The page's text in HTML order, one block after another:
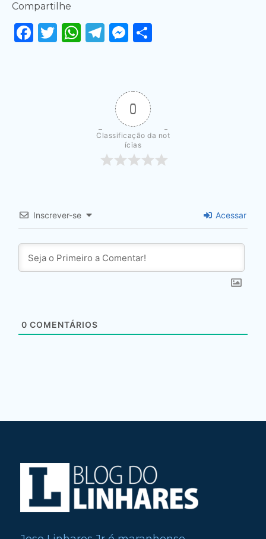
Compartilhe
Facebook
Twitter
WhatsApp
Telegram
Messenger
0
Classificação da not
ícias
Inscrever-se Acessar
0 COMENTÁRIOS